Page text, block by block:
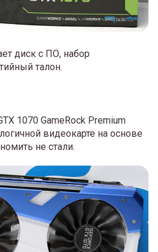
диск с ПО, набор
талон.
1070 GameRock Premium
видеокарте на основе
не стали.